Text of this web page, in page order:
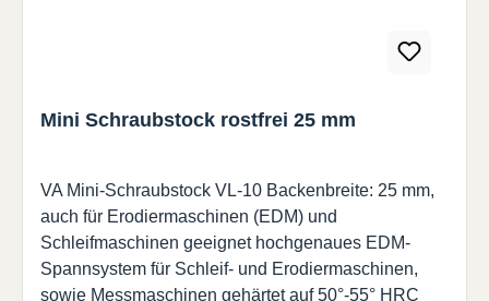
Mini Schraubstock rostfrei 25 mm
VA Mini-Schraubstock VL-10 Backenbreite: 25 mm,
auch für Erodiermaschinen (EDM) und
Schleifmaschinen geeignet hochgenaues EDM-
Spannsystem für Schleif- und Erodiermaschinen,
sowie Messmaschinen gehärtet auf 50°-55° HRC